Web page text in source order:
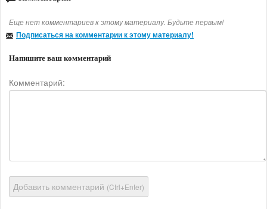
Еще нет комментариев к этому материалу. Будьте первым!
Подписаться на комментарии к этому материалу!
Напишите ваш комментарий
Комментарий:
Добавить комментарий (Ctrl+Enter)